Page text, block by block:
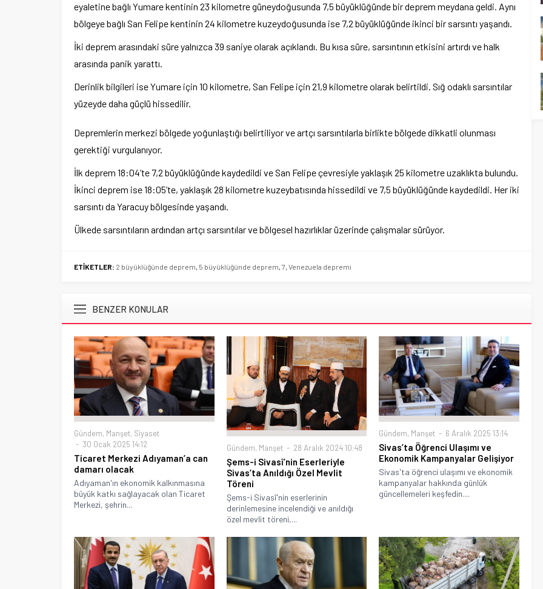
eyaletine bağlı Yumare kentinin 23 kilometre güneydoğusunda 7,5 büyüklüğünde bir deprem meydana geldi. Aynı
bölgeye bağlı San Felipe kentinin 24 kilometre kuzeydoğusunda ise 7,2 büyüklüğünde ikinci bir sarsıntı yaşandı.
İki deprem arasındaki süre yalnızca 39 saniye olarak açıklandı. Bu kısa süre, sarsıntının etkisini artırdı ve halk
arasında panik yarattı.
Derinlik bilgileri ise Yumare için 10 kilometre, San Felipe için 21,9 kilometre olarak belirtildi. Sığ odaklı sarsıntılar
yüzeyde daha güçlü hissedilir.
Depremlerin merkezi bölgede yoğunlaştığı belirtiliyor ve artçı sarsıntılarla birlikte bölgede dikkatli olunması
gerektiği vurgulanıyor.
İlk deprem 18:04’te 7,2 büyüklüğünde kaydedildi ve San Felipe çevresiyle yaklaşık 25 kilometre uzaklıkta bulundu.
İkinci deprem ise 18:05’te, yaklaşık 28 kilometre kuzeybatısında hissedildi ve 7,5 büyüklüğünde kaydedildi. Her iki
sarsıntı da Yaracuy bölgesinde yaşandı.
Ülkede sarsıntıların ardından artçı sarsıntılar ve bölgesel hazırlıklar üzerinde çalışmalar sürüyor.
ETİKETLER: 2 büyüklüğünde deprem, 5 büyüklüğünde deprem, 7, Venezuela depremi
BENZER KONULAR
Gündem, Manşet, Siyaset
30 Ocak 2025 14:12
Ticaret Merkezi Adıyaman’a can
damarı olacak
Adıyaman'ın ekonomik kalkınmasına
büyük katkı sağlayacak olan Ticaret
Merkezi, şehrin...
Gündem, Manşet 28 Aralık 2024 10:48
Şems-i Sivasî’nin Eserleriyle
Sivas’ta Anıldığı Özel Mevlit
Töreni
Şems-i Sivasî'nin eserlerinin
derinlemesine incelendiği ve anıldığı
özel mevlit töreni,...
Gündem, Manşet 6 Aralık 2025 13:14
Sivas’ta Öğrenci Ulaşımı ve
Ekonomik Kampanyalar Gelişiyor
Sivas'ta öğrenci ulaşımı ve ekonomik
kampanyalar hakkında günlük
güncellemeleri keşfedin....